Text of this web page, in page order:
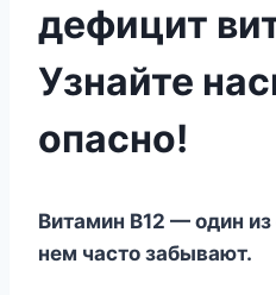
дефицит
Узнайте
опасно!
Витамин B12 — один
нем часто забывают.